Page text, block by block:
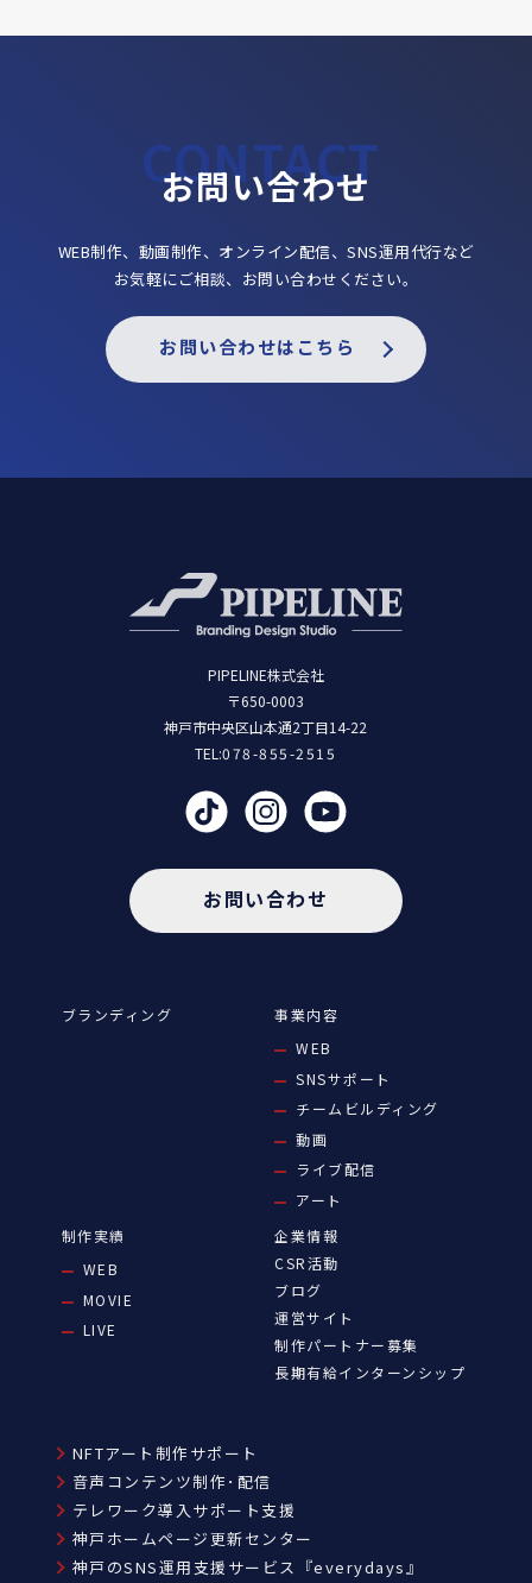
お問い合わせ
WEB制作、動画制作、オンライン配信、SNS運用代行など
お気軽にご相談、お問い合わせください。
お問い合わせはこちら
PIPELINE株式会社
〒650-0003
神戸市中央区山本通2丁目14-22
TEL:078-855-2515
お問い合わせ
ブランディング
事業内容
WEB
SNSサポート
チームビルディング
動画
ライブ配信
アート
制作実績
WEB
MOVIE
LIVE
企業情報
CSR活動
ブログ
運営サイト
制作パートナー募集
長期有給インターンシップ
NFTアート制作サポート
音声コンテンツ制作･配信
テレワーク導入サポート支援
神戸ホームページ更新センター
神戸のSNS運用支援サービス『everydays』